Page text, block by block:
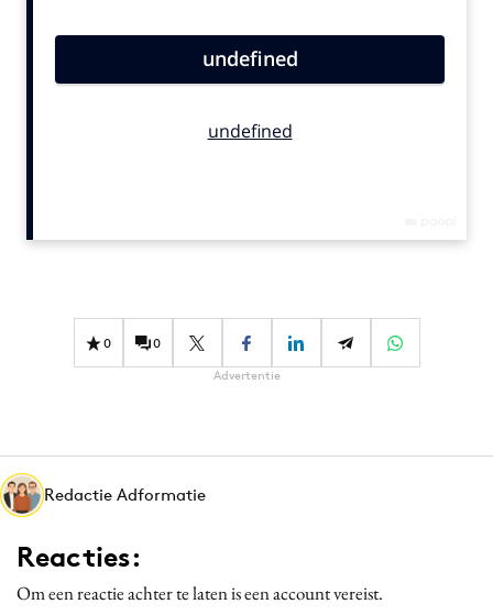
Carriere
Diversiteit
Interne communicatie
Martech
Media
Merkstrategie
PR
0 0
Advertentie
Redactie Adformatie
Reacties:
Om een reactie achter te laten is een account vereist.